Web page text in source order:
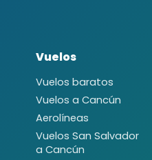
Vuelos
Vuelos baratos
Vuelos a Cancún
Aerolíneas
Vuelos San Salvador
a Cancún